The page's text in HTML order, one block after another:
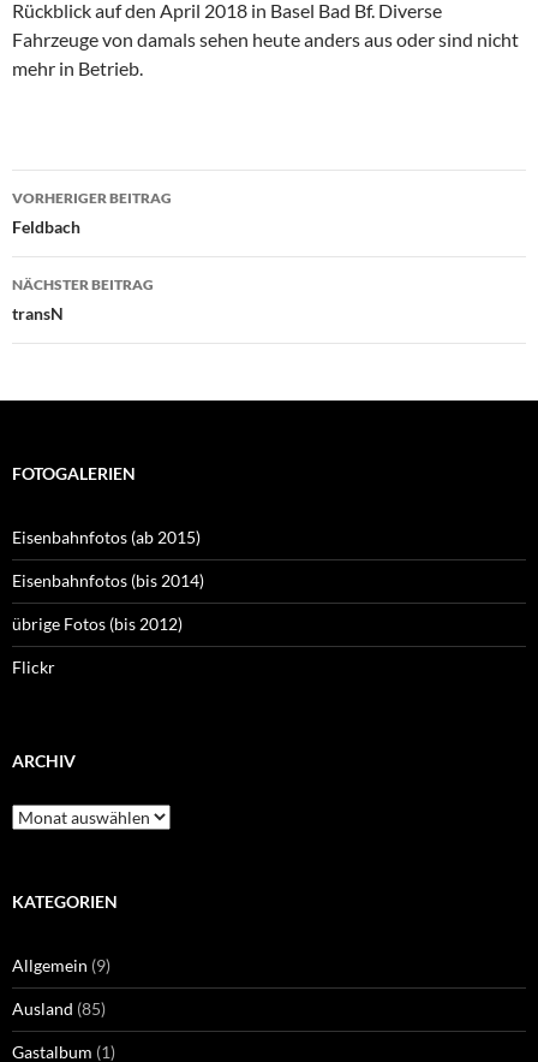
Rückblick auf den April 2018 in Basel Bad Bf. Diverse
Fahrzeuge von damals sehen heute anders aus oder sind nicht
mehr in Betrieb.
Beitragsnavigation
VORHERIGER BEITRAG
Feldbach
NÄCHSTER BEITRAG
transN
FOTOGALERIEN
Eisenbahnfotos (ab 2015)
Eisenbahnfotos (bis 2014)
übrige Fotos (bis 2012)
Flickr
ARCHIV
Archiv
KATEGORIEN
Allgemein (9)
Ausland (85)
Gastalbum (1)